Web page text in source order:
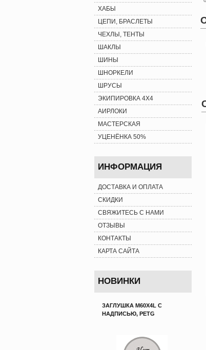
ХАБЫ
ЦЕПИ, БРАСЛЕТЫ
ЧЕХЛЫ, ТЕНТЫ
ШАКЛЫ
ШИНЫ
ШНОРКЕЛИ
ШРУСЫ
ЭКИПИРОВКА 4X4
АИРЛОКИ
МАСТЕРСКАЯ
УЦЕНЁНКА 50%
ИНФОРМАЦИЯ
ДОСТАВКА И ОПЛАТА
СКИДКИ
СВЯЖИТЕСЬ С НАМИ
ОТЗЫВЫ
КОНТАКТЫ
КАРТА САЙТА
НОВИНКИ
ЗАГЛУШКА M60X4L С
НАДПИСЬЮ, PETG